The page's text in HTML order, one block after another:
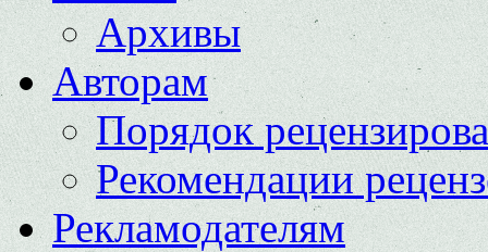
Архивы
Авторам
Порядок
Рекомендации
Рекламодателям